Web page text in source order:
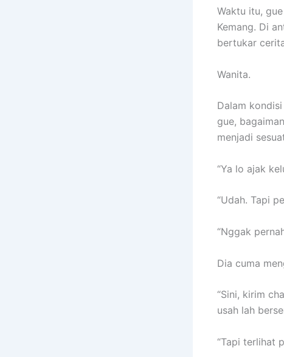
Waktu itu,
Kemang. Di
bertukar
Wanita.
Dalam
gue,
menjadi
“Ya lo ajak
“Udah. Tapi
“Nggak
Dia cuma
“Sini, kirim
usah lah
“Tapi terlihat